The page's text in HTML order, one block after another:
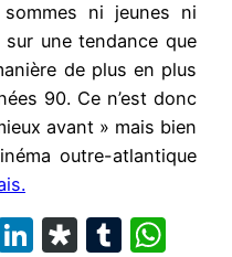
ni jeunes ni
une tendance que
de plus en plus
90. Ce n’est donc
avant » mais bien
outre-atlantique
LinkedIn
Diaspora